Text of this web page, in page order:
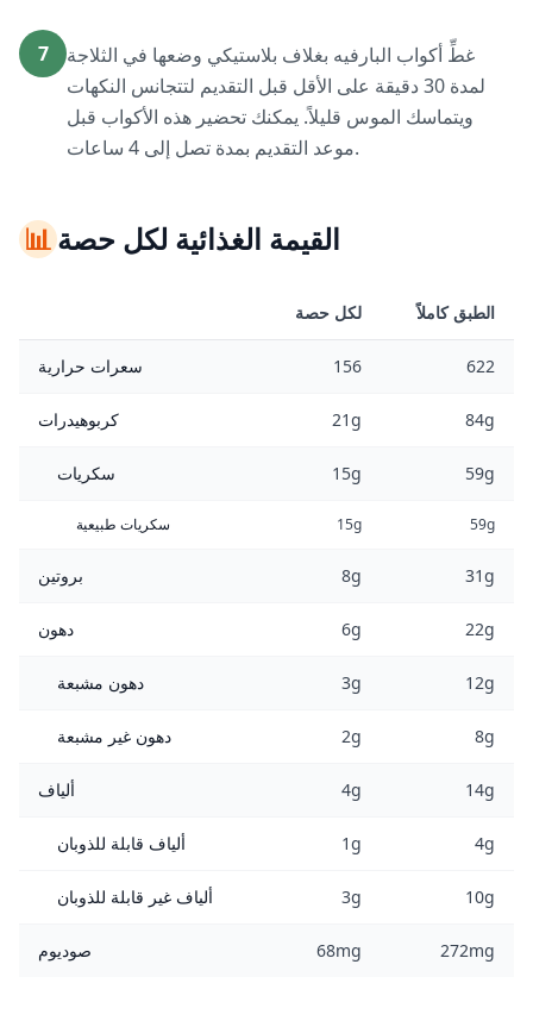
7
غطِّ أكواب البارفيه بغلاف بلاستيكي وضعها في الثلاجة
لمدة 30 دقيقة على الأقل قبل التقديم لتتجانس النكهات
ويتماسك الموس قليلاً. يمكنك تحضير هذه الأكواب قبل
موعد التقديم بمدة تصل إلى 4 ساعات.
📊القيمة الغذائية لكل حصة
لكل حصة الطبق كاملاً
سعرات حرارية 156 622
كربوهيدرات 21g 84g
سكريات 15g 59g
سكريات طبيعية 15g 59g
بروتين 8g 31g
دهون 6g 22g
دهون مشبعة 3g 12g
دهون غير مشبعة 2g 8g
ألياف 4g 14g
ألياف قابلة للذوبان 1g 4g
ألياف غير قابلة للذوبان 3g 10g
صوديوم 68mg 272mg